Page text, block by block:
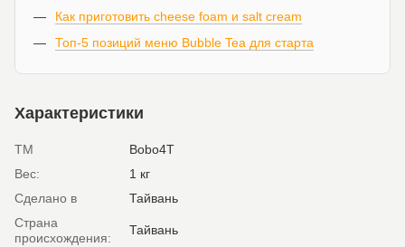
Как приготовить cheese foam и salt cream
Топ-5 позиций меню Bubble Tea для старта
Характеристики
ТМ
Bobo4T
Вес:
1 кг
Сделано в
Тайвань
Страна
происхождения:
Тайвань